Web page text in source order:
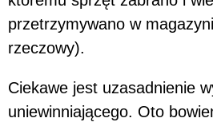
przetrzymywano w
rzeczowy).
Ciekawe jest uzasadnienie
uniewinniającego. Oto